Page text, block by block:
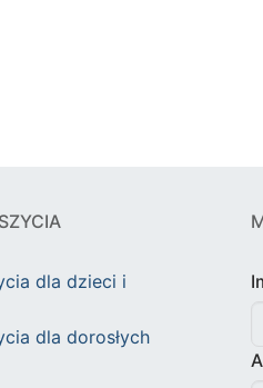
dla dzieci i
dla dorosłych